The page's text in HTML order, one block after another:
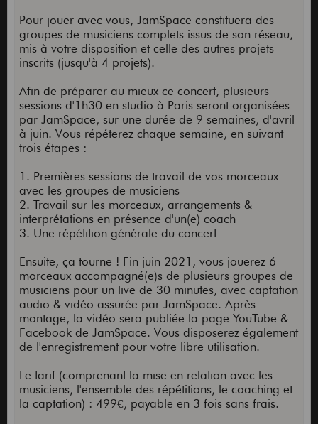
Pour jouer avec vous, JamSpace constituera des
groupes de musiciens complets issus de son réseau,
mis à votre disposition et celle des autres projets
inscrits (jusqu'à 4 projets).
Afin de préparer au mieux ce concert, plusieurs
sessions d'1h30 en studio à Paris seront organisées
par JamSpace, sur une durée de 9 semaines, d'avril
à juin. Vous répéterez chaque semaine, en suivant
trois étapes :
1. Premières sessions de travail de vos morceaux
avec les groupes de musiciens
2. Travail sur les morceaux, arrangements &
interprétations en présence d'un(e) coach
3. Une répétition générale du concert
Ensuite, ça tourne ! Fin juin 2021, vous jouerez 6
morceaux accompagné(e)s de plusieurs groupes de
musiciens pour un live de 30 minutes, avec captation
audio & vidéo assurée par JamSpace. Après
montage, la vidéo sera publiée la page YouTube &
Facebook de JamSpace. Vous disposerez également
de l'enregistrement pour votre libre utilisation.
Le tarif (comprenant la mise en relation avec les
musiciens, l'ensemble des répétitions, le coaching et
la captation) : 499€, payable en 3 fois sans frais.